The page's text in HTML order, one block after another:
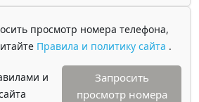
просмотр номера телефона,
Правила и политику сайта .
и
Запросить
просмотр номера